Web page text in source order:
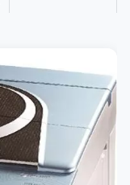
باب غسالة
Geepas